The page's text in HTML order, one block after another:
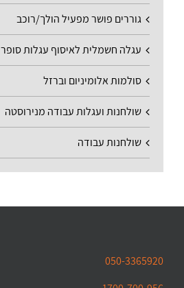
גוררים פושר מפעיל הולך/רוכב
עגלה חשמלית לאיסוף עגלות סופר
סולמות אלומיניום וברזל
שולחנות ועגלות עבודה מנירוסטה
שולחנות עבודה
050-3365920